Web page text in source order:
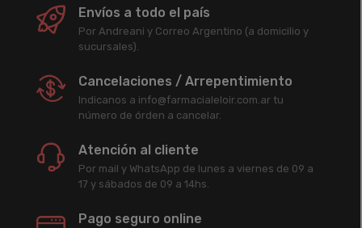
Envíos a todo el país
Por Andreani y Correo Argentino (a domicilio y
sucursales).
Cancelaciones / Arrepentimiento
Indicanos a info@farmacialeloir.com.ar tu
número de órden a cancelar.
Atención al cliente
Por mail y WhatsApp de lunes a viernes de 09 a
17 y sábados de 09 a 14hs.
Pago seguro online